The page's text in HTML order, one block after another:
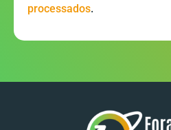
processados.